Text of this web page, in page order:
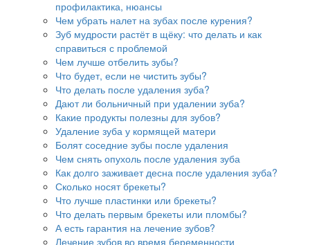
профилактика, нюансы
Чем убрать налет на зубах после курения?
Зуб мудрости растёт в щёку: что делать и как
справиться с проблемой
Чем лучше отбелить зубы?
Что будет, если не чистить зубы?
Что делать после удаления зуба?
Дают ли больничный при удалении зуба?
Какие продукты полезны для зубов?
Удаление зуба у кормящей матери
Болят соседние зубы после удаления
Чем снять опухоль после удаления зуба
Как долго заживает десна после удаления зуба?
Сколько носят брекеты?
Что лучше пластинки или брекеты?
Что делать первым брекеты или пломбы?
А есть гарантия на лечение зубов?
Лечение зубов во время беременности